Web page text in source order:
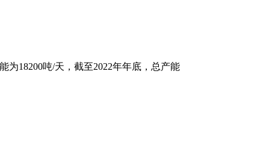
18200吨/天，截至2022年年底，总产能